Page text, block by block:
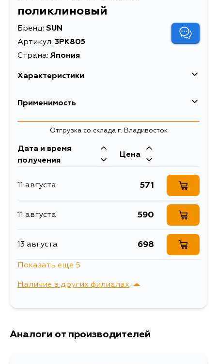
поликлиновый
Бренд: SUN
Артикул: 3PK805
Страна: Япония
Характеристики
EAN-13
Объем упаковки, л 0.00102
Описание Ремень поликлиновый
Применимость
Honda
Кузов Двигатель
D13B
Отгрузка со склада г. Владивосток
Дата и время
получения
Цена
11 августа 571
11 августа 590
13 августа 698
16 августа 724
Показать еще 5
Наличие в других филиалах
г. Владивосток,
Аналоги от производителей